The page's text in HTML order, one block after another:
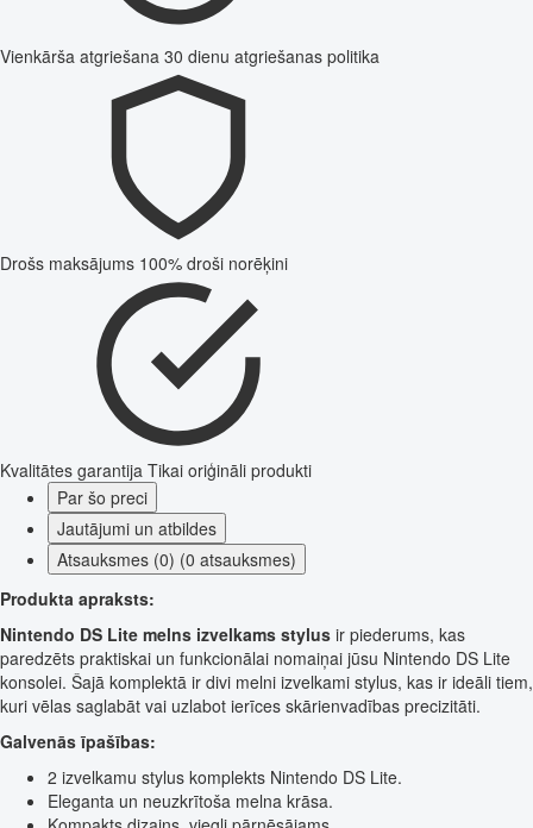
Vienkārša atgriešana 30 dienu atgriešanas politika
Drošs maksājums 100% droši norēķini
Kvalitātes garantija Tikai oriģināli produkti
Par šo preci
Jautājumi un atbildes
Atsauksmes (0) (0 atsauksmes)
Produkta apraksts:
Nintendo DS Lite melns izvelkams stylus ir piederums, kas
paredzēts praktiskai un funkcionālai nomaiņai jūsu Nintendo DS Lite
konsolei. Šajā komplektā ir divi melni izvelkami stylus, kas ir ideāli tiem,
kuri vēlas saglabāt vai uzlabot ierīces skārienvadības precizitāti.
Galvenās īpašības:
2 izvelkamu stylus komplekts Nintendo DS Lite.
Eleganta un neuzkrītoša melna krāsa.